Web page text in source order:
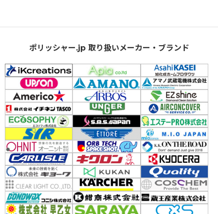
ポリッシャー.jp 取り扱いメーカー・ブランド